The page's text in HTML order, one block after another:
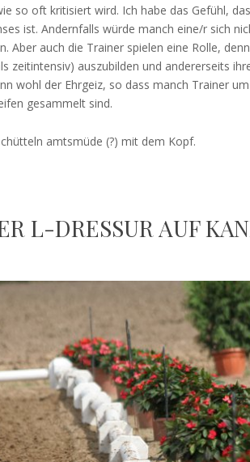
so oft kritisiert wird. Ich habe das Gefühl,
ist. Andernfalls würde manch eine/r sich
Aber auch die Trainer spielen eine Rolle,
zeitintensiv) auszubilden und andererseits
wohl der Ehrgeiz, so dass manch Trainer
gesammelt sind.
amtsmüde (?) mit dem Kopf.
L-DRESSUR AUF